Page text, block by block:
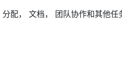
配， 文档， 团队协作和其他